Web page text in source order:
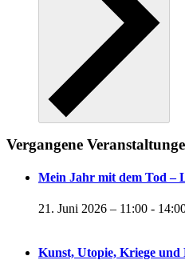
Vergangene
Mein Jahr mit dem Tod –
21. Juni 2026 – 11:00 -
Kunst, Utopie, Kriege